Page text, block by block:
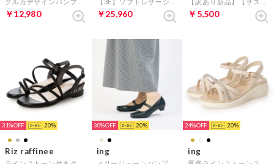
￥12,980 ￥25,960 ￥5,500
31% 20
Riz raffinee
30% 20
ing
24% 20
ing